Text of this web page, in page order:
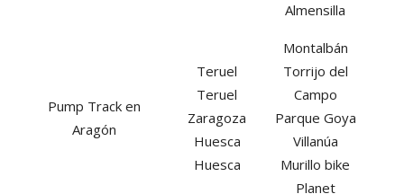
Almensilla
Pump Track en
Aragón
Teruel
Teruel
Zaragoza
Huesca
Huesca
Montalbán
Torrijo del
Campo
Parque Goya
Villanúa
Murillo bike
Planet